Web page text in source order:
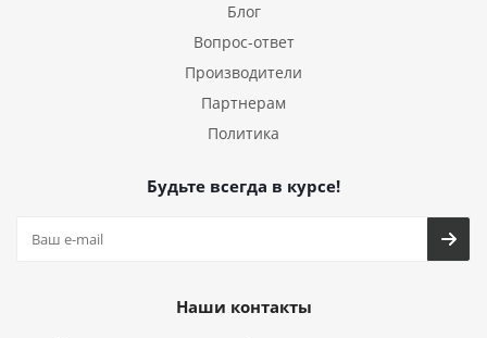
Блог
Вопрос-ответ
Производители
Партнерам
Политика
Будьте всегда в курсе!
Наши контакты